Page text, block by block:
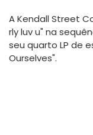
A Kendall Street
rly luv u" na
seu quarto LP de
Ourselves".